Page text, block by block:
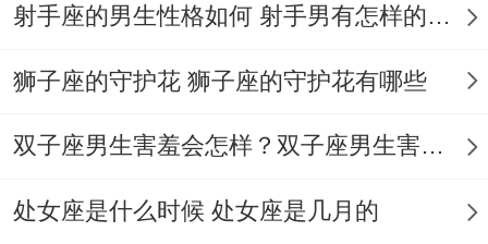
初创项目～
晨跑时记得把蓝牙耳机音量调低20%！
其实吧，海王星在第六宫的影响会让听觉变
痛。护腕里塞片薄荷膏，下午哪场马拉松式
射手座的男生性格如何 射手男有怎样的性格
狮子座的守护花 狮子座的守护花有哪些
双子座男生害羞会怎样？双子座男生害羞的表现 双子座男生害羞会怎么样
处女座是什么时候 处女座是几月的